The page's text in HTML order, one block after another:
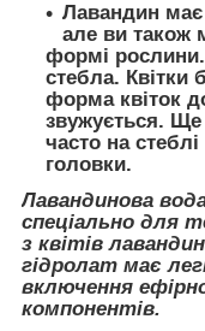
Лавандин має
але ви також
формі
стебла. Квітки
форма квіток
звужується. Ще
часто на
головки.
Лавандинова
спеціально для
з квітів
гідролат має
включення
компонентів.